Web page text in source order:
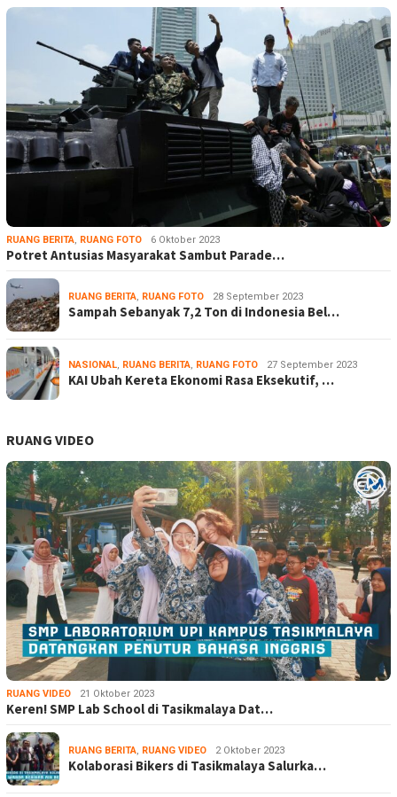
RUANG BERITA, RUANG FOTO 6 Oktober 2023
Potret Antusias Masyarakat Sambut Parade…
RUANG BERITA, RUANG FOTO 28 September 2023
Sampah Sebanyak 7,2 Ton di Indonesia Bel…
NASIONAL, RUANG BERITA, RUANG FOTO 27 September 2023
KAI Ubah Kereta Ekonomi Rasa Eksekutif, …
RUANG VIDEO
RUANG VIDEO 21 Oktober 2023
Keren! SMP Lab School di Tasikmalaya Dat…
RUANG BERITA, RUANG VIDEO 2 Oktober 2023
Kolaborasi Bikers di Tasikmalaya Salurka…